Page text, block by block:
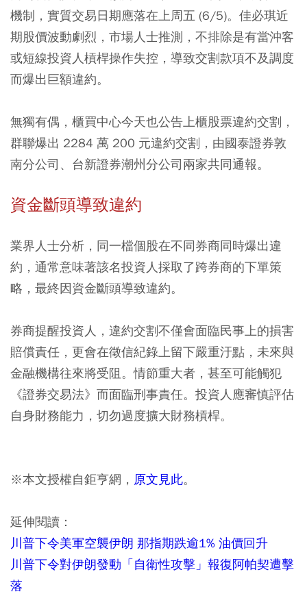
機制，實質交易日期應落在上周五 (6/5)。佳必琪近
期股價波動劇烈，市場人士推測，不排除是有當沖客
或短線投資人槓桿操作失控，導致交割款項不及調度
而爆出巨額違約。
無獨有偶，櫃買中心今天也公告上櫃股票違約交割，
群聯爆出 2284 萬 200 元違約交割，由國泰證券敦
南分公司、台新證券潮州分公司兩家共同通報。
資金斷頭導致違約
業界人士分析，同一檔個股在不同券商同時爆出違
約，通常意味著該名投資人採取了跨券商的下單策
略，最終因資金斷頭導致違約。
券商提醒投資人，違約交割不僅會面臨民事上的損害
賠償責任，更會在徵信紀錄上留下嚴重汙點，未來與
金融機構往來將受阻。情節重大者，甚至可能觸犯
《證券交易法》而面臨刑事責任。投資人應審慎評估
自身財務能力，切勿過度擴大財務槓桿。
※本文授權自鉅亨網， 原文見此。
延伸閱讀：
川普下令美軍空襲伊朗 那指期跌逾1% 油價回升
川普下令對伊朗發動「自衛性攻擊」報復阿帕契遭擊
落